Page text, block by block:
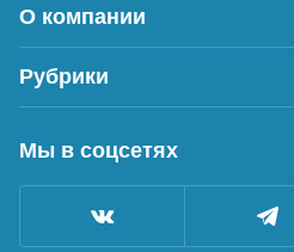
О компании
Рубрики
Мы в соцсетях